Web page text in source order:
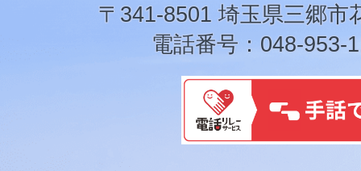
〒341-8501 埼玉県三郷市
電話番号：048-953-